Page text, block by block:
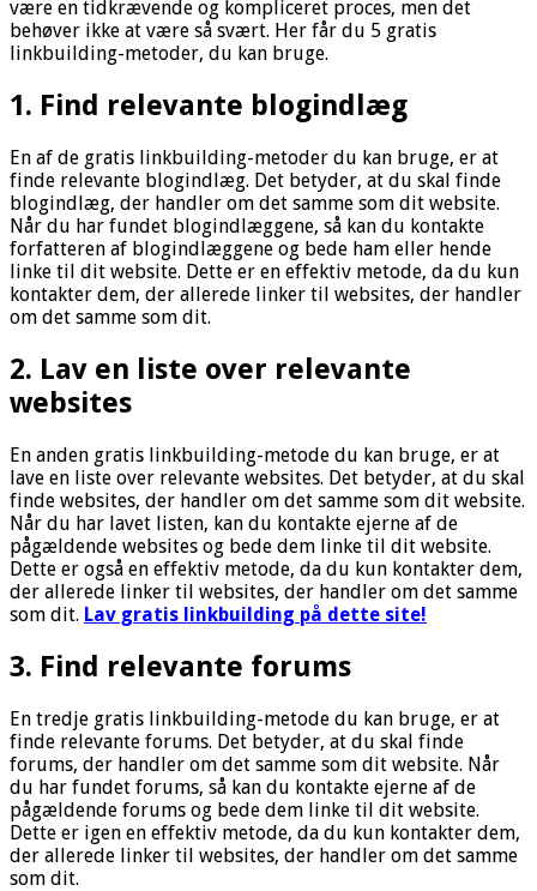
være en tidkrævende og kompliceret proces, men det
behøver ikke at være så svært. Her får du 5 gratis
linkbuilding-metoder, du kan bruge.
1. Find relevante blogindlæg
En af de gratis linkbuilding-metoder du kan bruge, er at
finde relevante blogindlæg. Det betyder, at du skal finde
blogindlæg, der handler om det samme som dit website.
Når du har fundet blogindlæggene, så kan du kontakte
forfatteren af blogindlæggene og bede ham eller hende
linke til dit website. Dette er en effektiv metode, da du kun
kontakter dem, der allerede linker til websites, der handler
om det samme som dit.
2. Lav en liste over relevante
websites
En anden gratis linkbuilding-metode du kan bruge, er at
lave en liste over relevante websites. Det betyder, at du skal
finde websites, der handler om det samme som dit website.
Når du har lavet listen, kan du kontakte ejerne af de
pågældende websites og bede dem linke til dit website.
Dette er også en effektiv metode, da du kun kontakter dem,
der allerede linker til websites, der handler om det samme
som dit. Lav gratis linkbuilding på dette site!
3. Find relevante forums
En tredje gratis linkbuilding-metode du kan bruge, er at
finde relevante forums. Det betyder, at du skal finde
forums, der handler om det samme som dit website. Når
du har fundet forums, så kan du kontakte ejerne af de
pågældende forums og bede dem linke til dit website.
Dette er igen en effektiv metode, da du kun kontakter dem,
der allerede linker til websites, der handler om det samme
som dit.